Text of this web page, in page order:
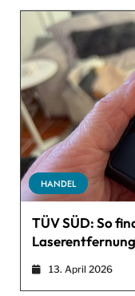
HANDEL
TÜV SÜD: So
13. April 2026